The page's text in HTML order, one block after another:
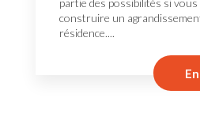
partie des possibilités si vous
construire un
résidence....